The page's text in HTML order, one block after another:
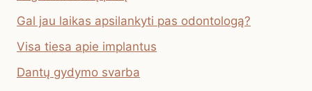
Gal jau laikas apsilankyti pas odontologą?
Visa tiesa apie implantus
Dantų gydymo svarba